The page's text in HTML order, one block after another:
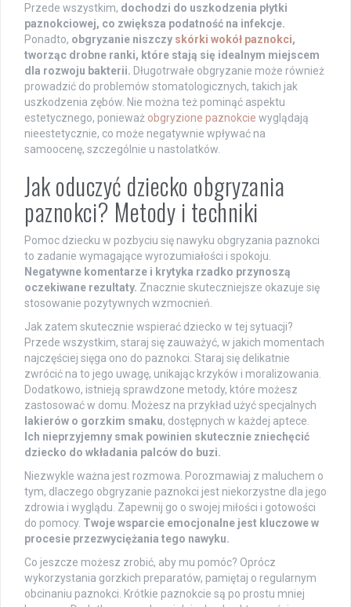
Przede wszystkim, dochodzi do uszkodzenia płytki
paznokciowej, co zwiększa podatność na infekcje.
Ponadto, obgryzanie niszczy skórki wokół paznokci,
tworząc drobne ranki, które stają się idealnym miejscem
dla rozwoju bakterii. Długotrwałe obgryzanie może również
prowadzić do problemów stomatologicznych, takich jak
uszkodzenia zębów. Nie można też pominąć aspektu
estetycznego, ponieważ obgryzione paznokcie wyglądają
nieestetycznie, co może negatywnie wpływać na
samoocenę, szczególnie u nastolatków.
Jak oduczyć dziecko obgryzania
paznokci? Metody i techniki
Pomoc dziecku w pozbyciu się nawyku obgryzania paznokci
to zadanie wymagające wyrozumiałości i spokoju.
Negatywne komentarze i krytyka rzadko przynoszą
oczekiwane rezultaty. Znacznie skuteczniejsze okazuje się
stosowanie pozytywnych wzmocnień.
Jak zatem skutecznie wspierać dziecko w tej sytuacji?
Przede wszystkim, staraj się zauważyć, w jakich momentach
najczęściej sięga ono do paznokci. Staraj się delikatnie
zwrócić na to jego uwagę, unikając krzyków i moralizowania.
Dodatkowo, istnieją sprawdzone metody, które możesz
zastosować w domu. Możesz na przykład użyć specjalnych
lakierów o gorzkim smaku, dostępnych w każdej aptece.
Ich nieprzyjemny smak powinien skutecznie zniechęcić
dziecko do wkładania palców do buzi.
Niezwykle ważna jest rozmowa. Porozmawiaj z maluchem o
tym, dlaczego obgryzanie paznokci jest niekorzystne dla jego
zdrowia i wyglądu. Zapewnij go o swojej miłości i gotowości
do pomocy. Twoje wsparcie emocjonalne jest kluczowe w
procesie przezwyciężania tego nawyku.
Co jeszcze możesz zrobić, aby mu pomóc? Oprócz
wykorzystania gorzkich preparatów, pamiętaj o regularnym
obcinaniu paznokci. Krótkie paznokcie są po prostu mniej